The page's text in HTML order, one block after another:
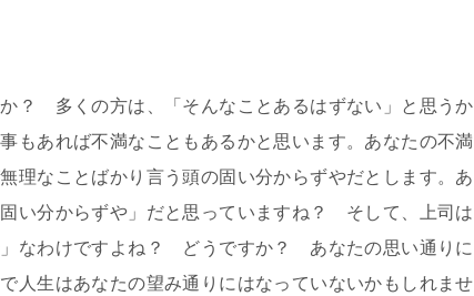
？ 多くの方は、「そんなことあるはずない」と思うか
もあれば不満なこともあるかと思います。あなたの不満
なことばかり言う頭の固い分からずやだとします。あ
い分からずや」だと思っていますね？ そして、上司は
」なわけですよね？ どうですか？ あなたの思い通りに
生はあなたの望み通りにはなっていないかもしれませ